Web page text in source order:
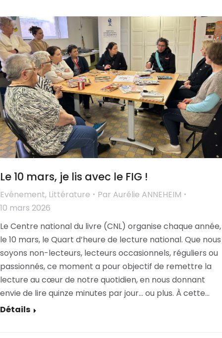
Le 10 mars, je lis avec le FIG !
Evénement, Littérature Par Aurélie ANNEHEIM
10 mars 2026
Le Centre national du livre (CNL) organise chaque année,
le 10 mars, le Quart d’heure de lecture national. Que nous
soyons non-lecteurs, lecteurs occasionnels, réguliers ou
passionnés, ce moment a pour objectif de remettre la
lecture au cœur de notre quotidien, en nous donnant
envie de lire quinze minutes par jour… ou plus. À cette…
Détails